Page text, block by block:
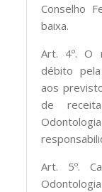
Conselho
baixa.
Art. 4º. O
débito
aos
de
Art. 5º.